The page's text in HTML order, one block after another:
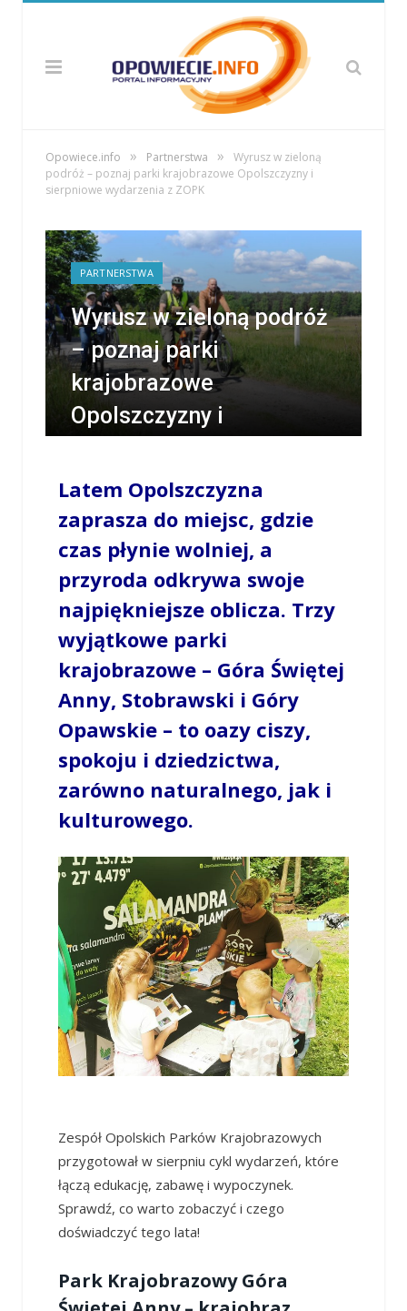
Opowiece.info » Partnerstwa »
Wyrusz w zieloną
podróż – poznaj parki krajobrazowe Opolszczyzny i
sierpniowe wydarzenia z ZOPK
PARTNERSTWA
Wyrusz w zieloną podróż
– poznaj parki
krajobrazowe
Opolszczyzny i
ZOPK
/ OPOWIECIE.INFO / 23 LIPCA 2025 / 12:09
Latem Opolszczyzna
zaprasza do miejsc, gdzie
czas płynie wolniej, a
przyroda odkrywa swoje
najpiękniejsze oblicza. Trzy
wyjątkowe parki
krajobrazowe – Góra Świętej
Anny, Stobrawski i Góry
Opawskie – to oazy ciszy,
spokoju i dziedzictwa,
zarówno naturalnego, jak i
kulturowego.
Zespół Opolskich Parków Krajobrazowych
przygotował w sierpniu cykl wydarzeń, które
łączą edukację, zabawę i wypoczynek.
Sprawdź, co warto zobaczyć i czego
doświadczyć tego lata!
Park Krajobrazowy Góra